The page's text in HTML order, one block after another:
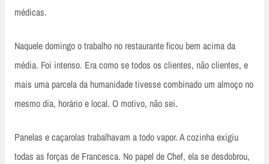
médicas.
Naquele domingo o trabalho no restaurante ficou bem acima da
média. Foi intenso. Era como se todos os clientes, não clientes, e
mais uma parcela da humanidade tivesse combinado um almoço no
mesmo dia, horário e local. O motivo, não sei.
Panelas e caçarolas trabalhavam a todo vapor. A cozinha exigiu
todas as forças de Francesca. No papel de Chef, ela se desdobrou,